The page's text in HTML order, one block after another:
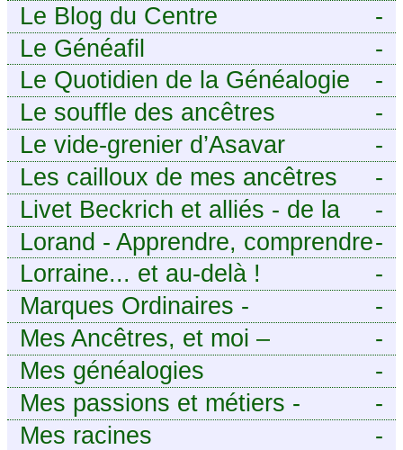
-
Le Blog du Centre
Généalogique de Touraine -
-
Le Généafil
-
Le Quotidien de la Généalogie
-
Le souffle des ancêtres
-
Le vide-grenier d’Asavar
-
Les cailloux de mes ancêtres
-
Livet Beckrich et alliés - de la
généalogie à l’écriture.
-
Lorand - Apprendre, comprendre
et transmettre pour exister.
(Descartes)
-
Lorraine... et au-delà !
-
Marques Ordinaires -
Généalogie de Moselle et
d’ailleurs
-
Mes Ancêtres, et moi –
Découvrez mes aïeux en Ille-et-
Vilaine et ailleurs
-
Mes généalogies
-
Mes passions et métiers -
Généalogie et Tir à l’Arc
-
Mes racines